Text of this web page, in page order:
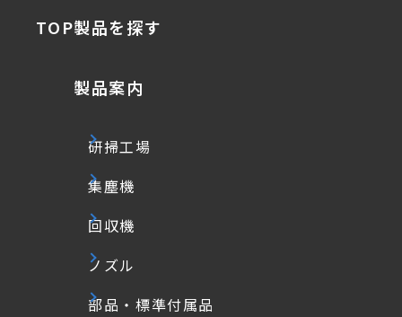
TOP製品を探す
製品案内
研掃工場
集塵機
回収機
ノズル
部品・標準付属品